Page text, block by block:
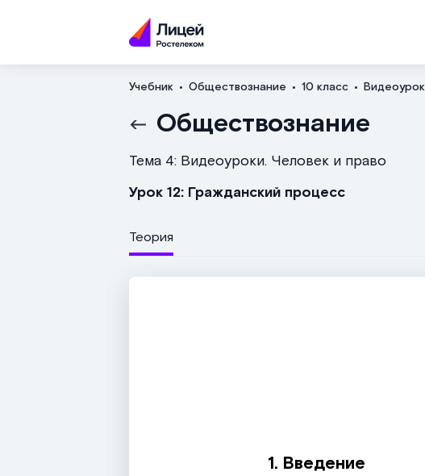
Учебник Обществознание 10 класс
Обществознание
Тема 4: Видеоуроки. Человек и право
Урок 12: Гражданский процесс
Теория
1. Введение